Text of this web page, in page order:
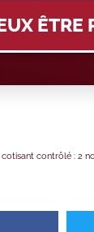
ÊTRE
contrôlé : 2